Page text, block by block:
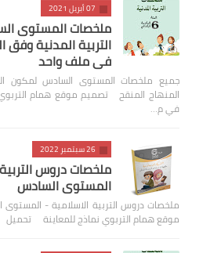
07 أبريل 2021
ملخصات المستوى
التربية المدنية وفق
في ملف واحد
جميع ملخصات المستوى السادس لمكون
المنهاج المنقح تصميم موقع همام
في م…
26 سبتمبر 2022
ملخصات دروس
المستوى السادس
ملخصات دروس التربية الاسلامية -
موقع همام التربوي نماذج للمعاينة تحميل